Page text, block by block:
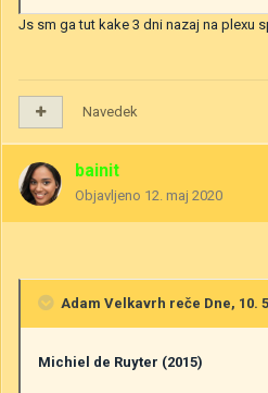
Js sm ga tut kake 3 dni nazaj na plexu
Navedek
bainit
Objavljeno 12. maj 2020
Adam Velkavrh reče Dne, 10.
Michiel de Ruyter (2015)